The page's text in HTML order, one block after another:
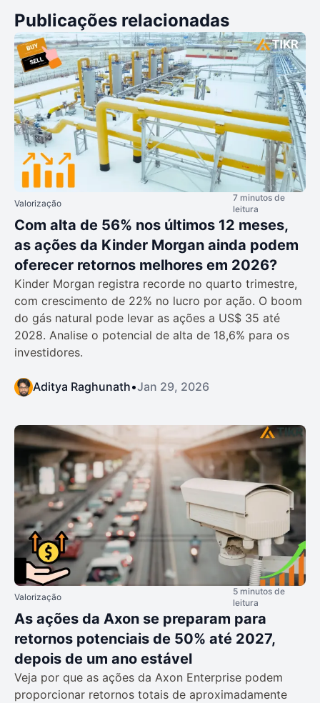
Publicações relacionadas
Valorização
7 minutos de
leitura
Com alta de 56% nos últimos 12 meses,
as ações da Kinder Morgan ainda podem
oferecer retornos melhores em 2026?
Kinder Morgan registra recorde no quarto trimestre,
com crescimento de 22% no lucro por ação. O boom
do gás natural pode levar as ações a US$ 35 até
2028. Analise o potencial de alta de 18,6% para os
investidores.
Aditya Raghunath•Jan 29, 2026
Valorização
5 minutos de
leitura
As ações da Axon se preparam para
retornos potenciais de 50% até 2027,
depois de um ano estável
Veja por que as ações da Axon Enterprise podem
proporcionar retornos totais de aproximadamente